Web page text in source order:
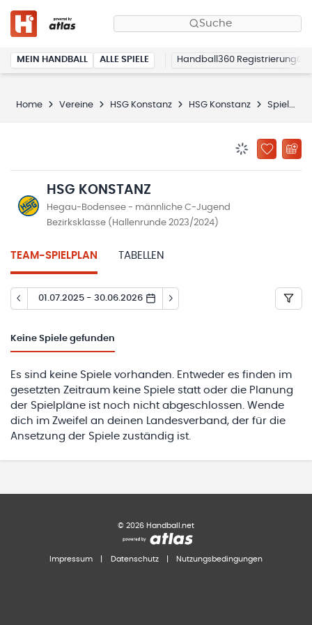
Suche
MEIN HANDBALL ALLE SPIELE Handball360 Registrierung
Home Vereine HSG Konstanz HSG Konstanz Spielplan
ZU
HSG KONSTANZ
Hegau-Bodensee - männliche C-Jugend
Bezirksklasse (Hallenrunde 2023/2024)
TEAM-SPIELPLAN TABELLEN
01.07.2025 - 30.06.2026
Keine Spiele gefunden
Es sind keine Spiele vorhanden. Entweder es finden im
gesetzten Zeitraum keine Spiele statt oder die Planung
der Spielpläne ist noch nicht abgeschlossen. Wende
dich im Zweifel an deinen Landesverband, der für die
Ansetzung der Spiele zuständig ist.
© 2026 Handball.net
Impressum Datenschutz Nutzungsbedingungen